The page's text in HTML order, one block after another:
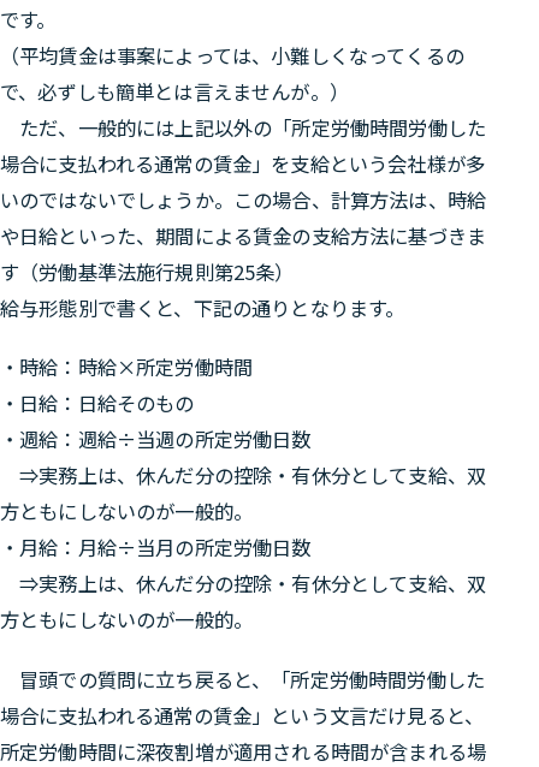
です。
（平均賃金は事案によっては、小難しくなってくるの
で、必ずしも簡単とは言えませんが。）
ただ、一般的には上記以外の 「所定労働時間労働した
場合に支払われる通常の賃金」を支給という会社様が多
いのではないでしょうか。この場合、計算方法は、時給
や日給といった、期間による賃金の支給方法に基づきま
す（労働基準法施行規則第25条）
給与形態別で書くと、下記の通りとなります。
・時給：時給×所定労働時間
・日給：日給そのもの
・週給：週給÷当週の所定労働日数
⇒実務上は、休んだ分の控除・有休分として支給、双
方ともにしないのが一般的。
・月給：月給÷当月の所定労働日数
⇒実務上は、休んだ分の控除・有休分として支給、双
方ともにしないのが一般的。
冒頭での質問に立ち戻ると、
「所定労働時間労働した
場合に支払われる通常の賃金」 という文言だけ見ると、
所定労働時間に深夜割増が適用される時間が含まれる場